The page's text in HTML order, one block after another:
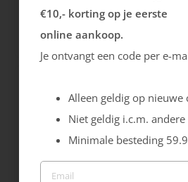
Cristallino
€10,- korting op je eerste
online aankoop.
Je ontvangt een code per e-
Alleen geldig op nieuwe
Niet geldig i.c.m. andere
Minimale besteding